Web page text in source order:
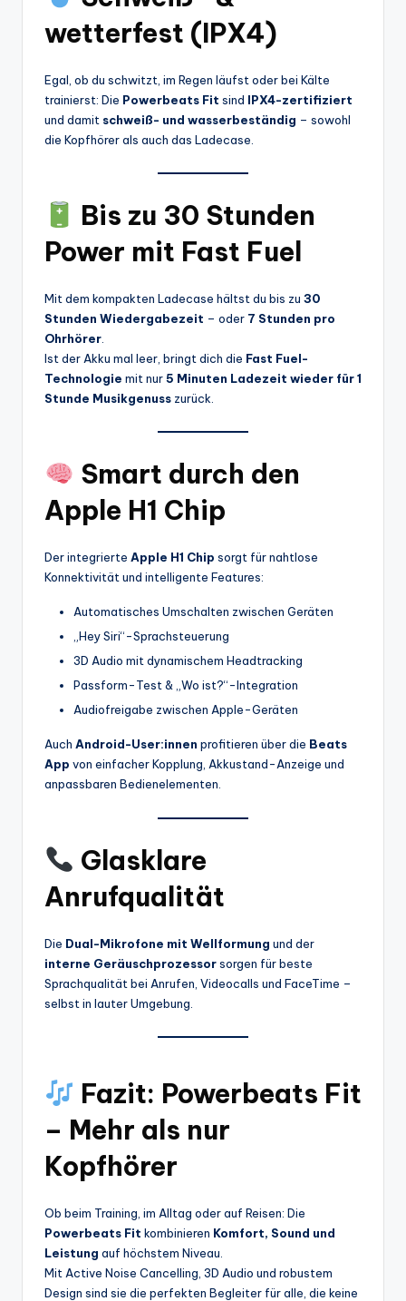
wetterfest (IPX4)
Egal, ob du schwitzt, im Regen läufst oder bei Kälte
trainierst: Die Powerbeats Fit sind IPX4-zertifiziert
und damit schweiß- und wasserbeständig – sowohl
die Kopfhörer als auch das Ladecase.
Bis zu 30 Stunden
Power mit Fast Fuel
Mit dem kompakten Ladecase hältst du bis zu 30
Stunden Wiedergabezeit – oder 7 Stunden pro
Ohrhörer
Ist der Akku mal leer, bringt dich die Fast Fuel-
Technologie mit nur5 Minuten Ladezeit wieder für 1
Stunde Musikgenuss zurück.
Smart durch den
Apple H1 Chip
Der integrierte Apple H1 Chip sorgt für nahtlose
Konnektivität und intelligente Features:
Automatisches Umschalten zwischen Geräten
„Hey Siri“-Sprachsteuerung
3D Audio mit dynamischem Headtracking
Passform-Test & „Wo ist?“-Integration
Audiofreigabe zwischen Apple-Geräten
Auch Android-User:innen profitieren über die Beats
App von einfacher Kopplung, Akkustand-Anzeige und
anpassbaren Bedienelementen.
Glasklare
Anrufqualität
Die Dual-Mikrofone mit Wellformung und der
interne Geräuschprozessorsorgen für beste
Sprachqualität bei Anrufen, Videocalls und FaceTime –
selbst in lauter Umgebung.
Fazit: Powerbeats Fit
– Mehr als nur
Kopfhörer
Ob beim Training, im Alltag oder auf Reisen: Die
Powerbeats Fit kombinieren Komfort, Sound und
Leistung auf höchstem Niveau.
Mit Active Noise Cancelling, 3D Audio und robustem
Design sind sie die perfekten Begleiter für alle, die keine